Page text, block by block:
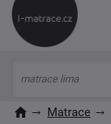
Matrace